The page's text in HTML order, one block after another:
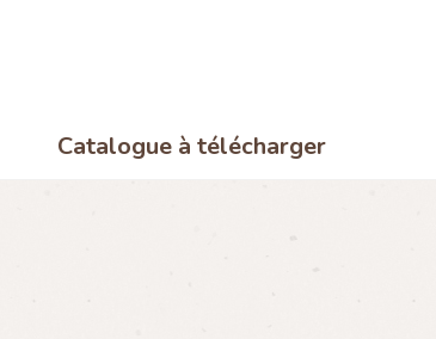
Catalogue à télécharger